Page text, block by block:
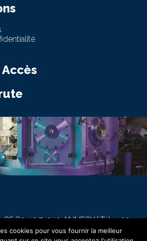
CS 80412 74940 ANNECY | Tél. : +33
10 | Fax : +33 4 50 11 08 35
cookies pour vous fournir la meilleur